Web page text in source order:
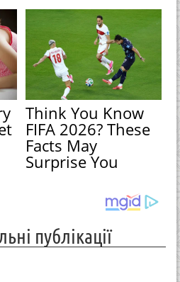
Think You Know
FIFA 2026? These
Facts May
Surprise You
публікації